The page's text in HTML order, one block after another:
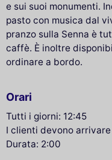
e sui suoi monumenti.
pasto con musica dal
pranzo sulla Senna è
caffè. È inoltre
ordinare a bordo.
Orari
Tutti i giorni: 12:45
I clienti devono
Durata: 2:00